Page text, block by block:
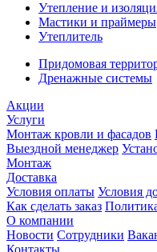
Утепление и
Мастики и праймеры
Утеплитель
Придомовая
Дренажные системы
Акции
Услуги
Монтаж кровли и фасадов
Выездной менеджер
Монтаж
Доставка
Условия оплаты Условия
Как сделать заказ
О компании
Новости Сотрудники
Контакты